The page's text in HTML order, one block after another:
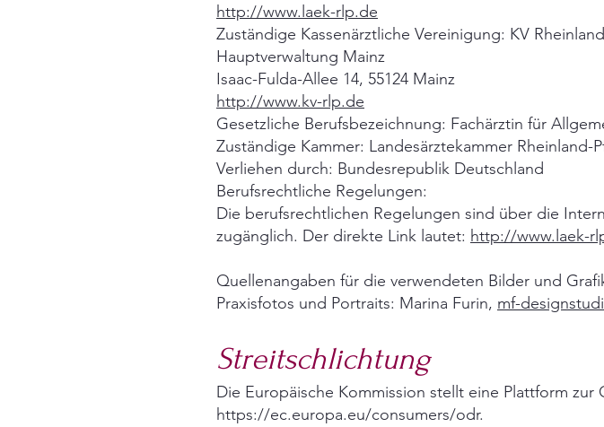
http://www.laek-rlp.de
Zuständige Kassenärztliche Vereinigung: KV
Hauptverwaltung Mainz
Isaac-Fulda-Allee 14, 55124 Mainz
http://www.kv-rlp.de
Gesetzliche Berufsbezeichnung: Fachärztin für
Zuständige Kammer: Landesärztekammer Rheinland-
Verliehen durch: Bundesrepublik Deutschland
Berufsrechtliche Regelungen:
Die berufsrechtlichen Regelungen sind über die
zugänglich. Der direkte Link lautet: http://www.laek-
Quellenangaben für die verwendeten Bilder und
Praxisfotos und Portraits: Marina Furin, mf-
Streitschlichtung
Die Europäische Kommission stellt eine Plattform
https://ec.europa.eu/consumers/odr.